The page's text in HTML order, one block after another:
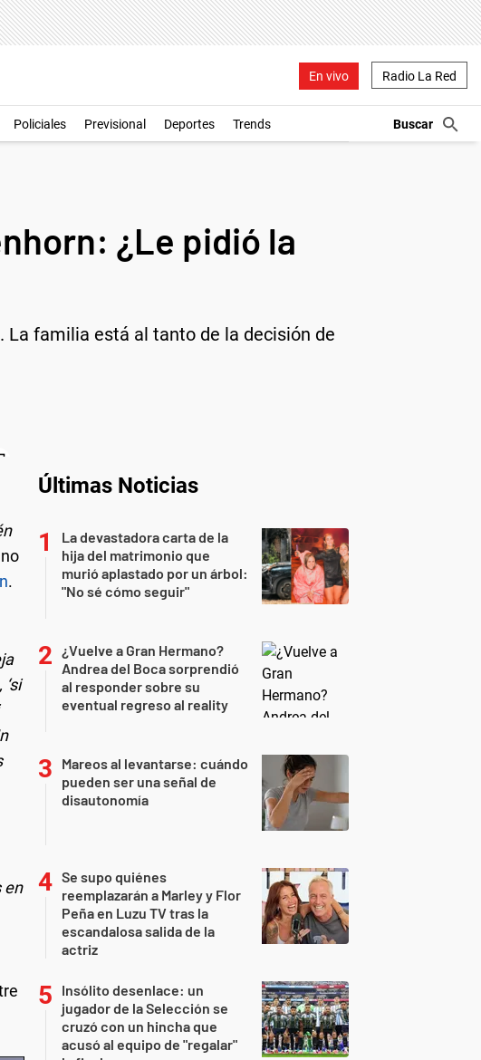
En vivo Radio La Red
Policiales Previsional Deportes Trends
¿Le pidió la
La familia está al tanto de la decisión de
.
en
Últimas Noticias
La devastadora carta de la
hija del matrimonio que
murió aplastado por un árbol:
"No sé cómo seguir"
¿Vuelve a Gran Hermano?
Andrea del Boca sorprendió
al responder sobre su
eventual regreso al reality
Mareos al levantarse: cuándo
pueden ser una señal de
disautonomía
Se supo quiénes
reemplazarán a Marley y Flor
Peña en Luzu TV tras la
escandalosa salida de la
actriz
Insólito desenlace: un
jugador de la Selección se
cruzó con un hincha que
acusó al equipo de "regalar"